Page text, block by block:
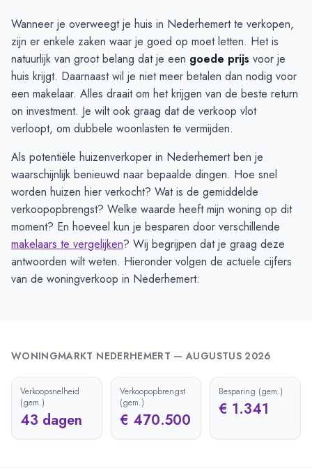
Wanneer je overweegt je huis in Nederhemert te verkopen,
zijn er enkele zaken waar je goed op moet letten. Het is
natuurlijk van groot belang dat je een goede prijs voor je
huis krijgt. Daarnaast wil je niet meer betalen dan nodig voor
een makelaar. Alles draait om het krijgen van de beste return
on investment. Je wilt ook graag dat de verkoop vlot
verloopt, om dubbele woonlasten te vermijden.
Als potentiële huizenverkoper in Nederhemert ben je
waarschijnlijk benieuwd naar bepaalde dingen. Hoe snel
worden huizen hier verkocht? Wat is de gemiddelde
verkoopopbrengst? Welke waarde heeft mijn woning op dit
moment? En hoeveel kun je besparen door verschillende
makelaars te vergelijken? Wij begrijpen dat je graag deze
antwoorden wilt weten. Hieronder volgen de actuele cijfers
van de woningverkoop in Nederhemert:
WONINGMARKT NEDERHEMERT —AUGUSTUS 2026
Verkoopsnelheid
(gem.)
43 dagen
Verkoopopbrengst
(gem.)
€ 470.500
Besparing (gem.)
€ 1.341